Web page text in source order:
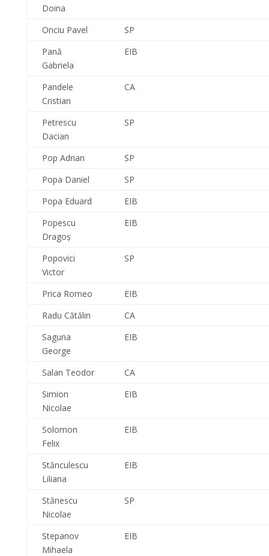
Doina
Onciu Pavel
SP
Pană
Gabriela
EIB
Pandele
Cristian
CA
Petrescu
Dacian
SP
Pop Adrian
SP
Popa Daniel
SP
Popa Eduard
EIB
Popescu
Dragoş
EIB
Popovici
Victor
SP
Prica Romeo
EIB
Radu Cătălin
CA
Saguna
George
EIB
Salan Teodor
CA
Simion
Nicolae
EIB
Solomon
Felix
EIB
Stănculescu
Liliana
EIB
Stănescu
Nicolae
SP
Stepanov
Mihaela
EIB